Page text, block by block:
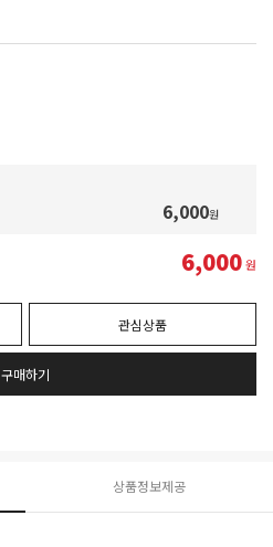
6,000원
6,000원
관심상품
구매하기
상품정보제공